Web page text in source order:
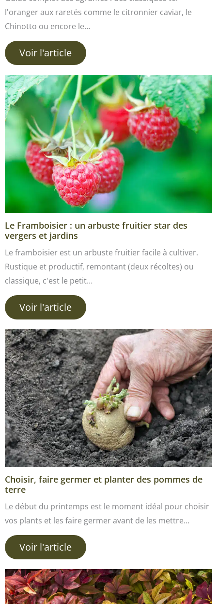
l'oranger aux raretés comme le citronnier caviar, le
Chinotto ou encore le…
Voir l'article
Le Framboisier : un arbuste fruitier star des
vergers et jardins
Le framboisier est un arbuste fruitier facile à cultiver.
Rustique et productif, remontant (deux récoltes) ou
classique, c'est le petit…
Voir l'article
Choisir, faire germer et planter des pommes de
terre
Le début du printemps est le moment idéal pour choisir
vos plants et les faire germer avant de les mettre…
Voir l'article